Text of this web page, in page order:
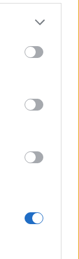
more Google
may click to
tags to
Google
di